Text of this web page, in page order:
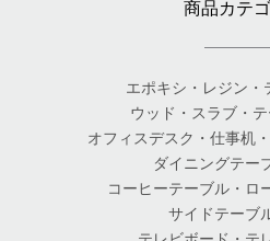
商品カテ
エポキシ・レジン・
ウッド・スラブ・
オフィスデスク・仕事机
ダイニングテー
コーヒーテーブル・ロ
サイドテーブ